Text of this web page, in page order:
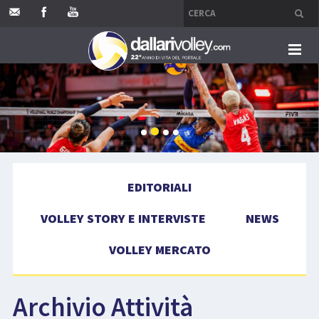
HOME
EDITORIALI
VOLLEY MERCATO
COMPETIZIONI
EVENTI
EDITORIALI
VOLLEY STORY E INTERVISTE
NEWS
VOLLEY MERCATO
Archivio Attività